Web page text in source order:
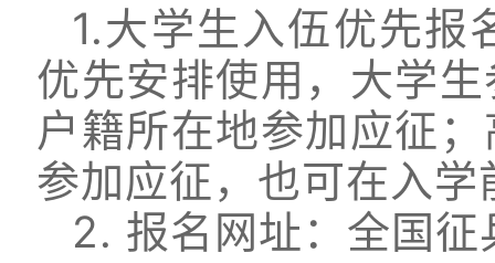
1.大学生入伍优先报
优先安排使用，大学
户籍所在地参加应征
参加应征，也可在入
2. 报名网址：全国征